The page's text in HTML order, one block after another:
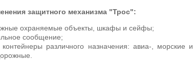
защитного механизма "Трос":
охраняемые объекты, шкафы и сейфы;
сообщение;
контейнеры различного назначения: авиа-, морские и